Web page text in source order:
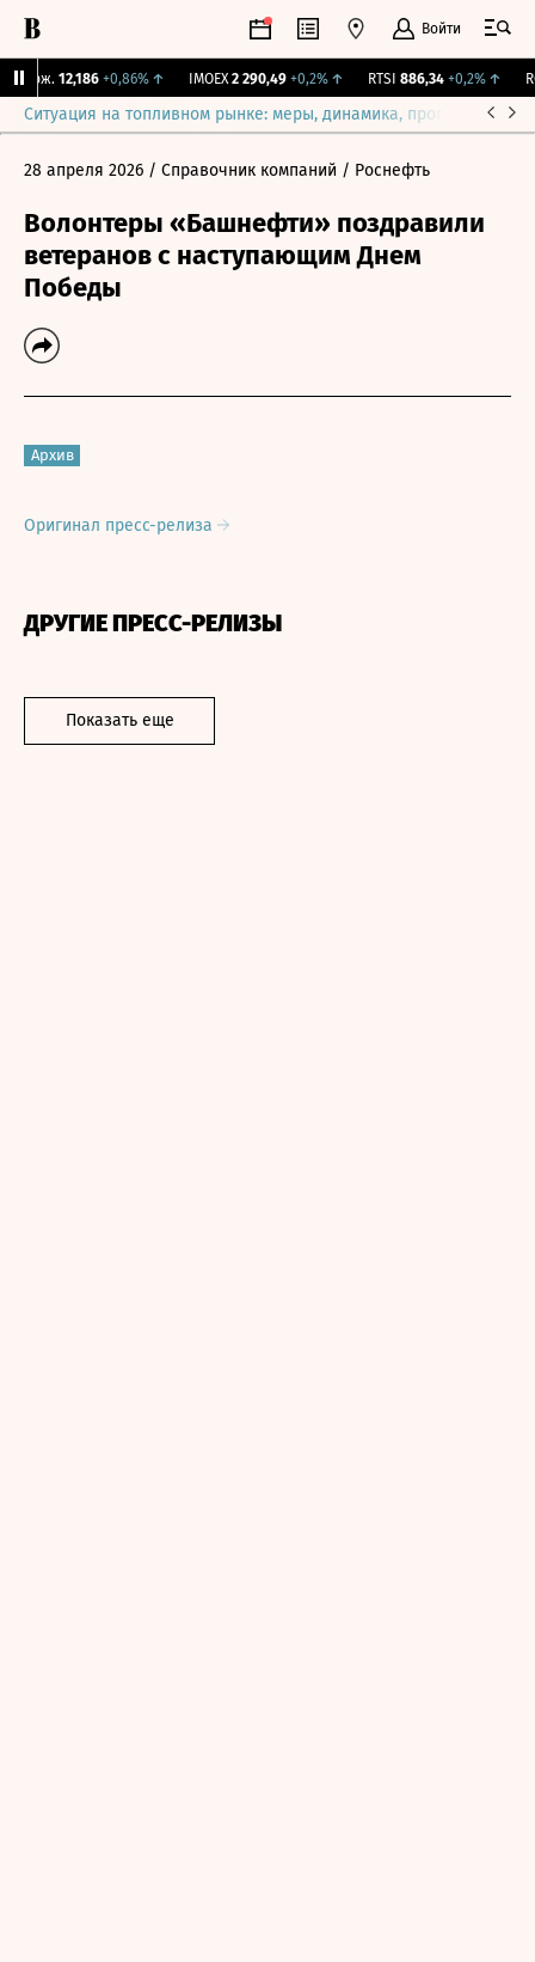
Войти
Бирж. 12,186 +0,86%↑ IMOEX 2 290,49 +0,2%↑ RTSI 886,34 +0,2%↑
Ситуация на топливном рынке: меры, динамика, прогнозы
28 апреля 2026 / Справочник компаний / Роснефть
Волонтеры «Башнефти» поздравили
ветеранов с наступающим Днем
Победы
Архив
Оригинал пресс-релиза
ДРУГИЕ ПРЕСС-РЕЛИЗЫ
Показать еще